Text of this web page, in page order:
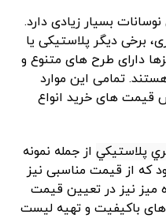
بسیار زیادی دارد.
برخی دیگر پلاستیکی یا
دارای طرح های متنوع و
تمامی این موارد
قیمت های خرید انواع
پلاستيكي از جمله نمونه
که از قیمت مناسبی نیز
میز نیز در تعیین قیمت
های باکیفیت و تهیه لیست